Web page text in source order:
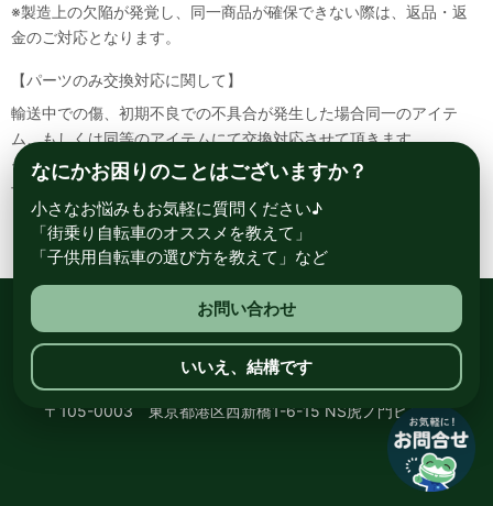
※製造上の欠陥が発覚し、同一商品が確保できない際は、返品・返
金のご対応となります。
【パーツのみ交換対応に関して】
輸送中での傷、初期不良での不具合が発生した場合同一のアイテ
ム、もしくは同等のアイテムにて交換対応させて頂きます。
その場合該当部品を着払いにて返送して頂く必要が御座いますので
予めご了承ください。
総合自転車専門店 サイクルスポット ル・サイク
〒105-0003 東京都港区西新橋1-6-15 NS虎ノ門ビル8階
なにかお困りのことはございますか？
小さなお悩みもお気軽に質問ください♪
「街乗り自転車のオススメを教えて」
「子供用自転車の選び方を教えて」など
お問い合わせ
いいえ、結構です